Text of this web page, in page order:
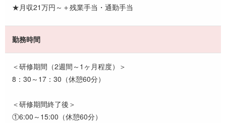
★月収21万円～＋残業手当・通勤手当
勤務時間
＜研修期間（2週間～1ヶ月程度）＞
8：30～17：30（休憩60分）
＜研修期間終了後＞
①6:00～15:00（休憩60分）